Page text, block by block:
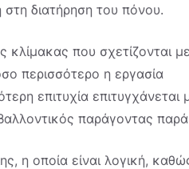
διατήρηση του πόνου.
κλίμακας που σχετίζονται
περισσότερο η εργασία
επιτυχία επιτυγχάνεται
παράγοντας παρά
η οποία είναι λογική,